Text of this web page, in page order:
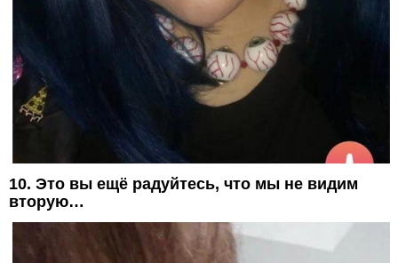
10. Это вы ещё радуйтесь, что мы не видим
вторую…